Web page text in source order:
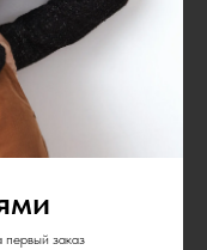
Жилет белый
15 000 р.
первый заказ